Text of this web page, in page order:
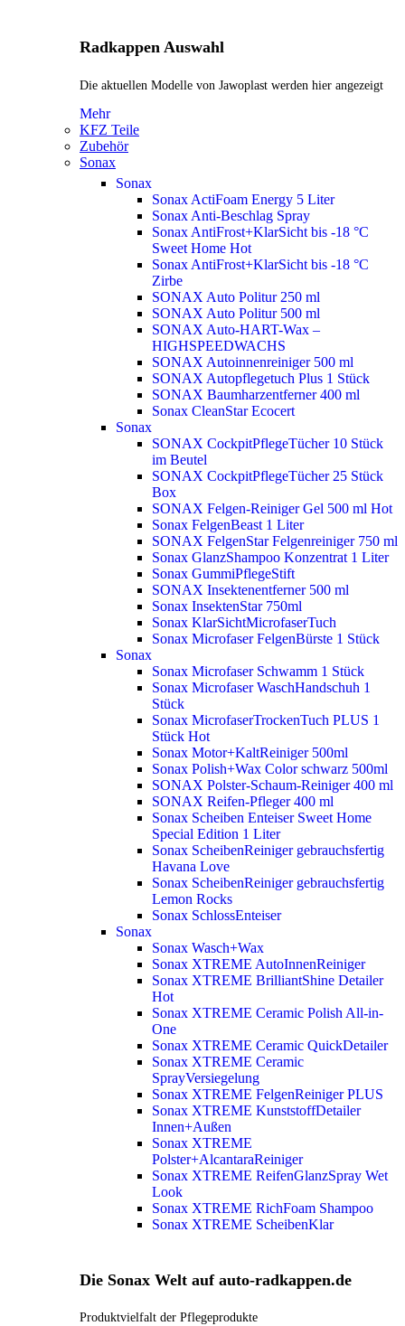
Radkappen Auswahl
Die aktuellen Modelle von Jawoplast werden hier angezeigt
Mehr
KFZ Teile
Zubehör
Sonax
Sonax
Sonax ActiFoam Energy 5 Liter
Sonax Anti-Beschlag Spray
Sonax AntiFrost+KlarSicht bis -18 °C
Sweet Home Hot
Sonax AntiFrost+KlarSicht bis -18 °C
Zirbe
SONAX Auto Politur 250 ml
SONAX Auto Politur 500 ml
SONAX Auto-HART-Wax –
HIGHSPEEDWACHS
SONAX Autoinnenreiniger 500 ml
SONAX Autopflegetuch Plus 1 Stück
SONAX Baumharzentferner 400 ml
Sonax CleanStar Ecocert
Sonax
SONAX CockpitPflegeTücher 10 Stück
im Beutel
SONAX CockpitPflegeTücher 25 Stück
Box
SONAX Felgen-Reiniger Gel 500 ml Hot
Sonax FelgenBeast 1 Liter
SONAX FelgenStar Felgenreiniger 750 ml
Sonax GlanzShampoo Konzentrat 1 Liter
Sonax GummiPflegeStift
SONAX Insektenentferner 500 ml
Sonax InsektenStar 750ml
Sonax KlarSichtMicrofaserTuch
Sonax Microfaser FelgenBürste 1 Stück
Sonax
Sonax Microfaser Schwamm 1 Stück
Sonax Microfaser WaschHandschuh 1
Stück
Sonax MicrofaserTrockenTuch PLUS 1
Stück Hot
Sonax Motor+KaltReiniger 500ml
Sonax Polish+Wax Color schwarz 500ml
SONAX Polster-Schaum-Reiniger 400 ml
SONAX Reifen-Pfleger 400 ml
Sonax Scheiben Enteiser Sweet Home
Special Edition 1 Liter
Sonax ScheibenReiniger gebrauchsfertig
Havana Love
Sonax ScheibenReiniger gebrauchsfertig
Lemon Rocks
Sonax SchlossEnteiser
Sonax
Sonax Wasch+Wax
Sonax XTREME AutoInnenReiniger
Sonax XTREME BrilliantShine Detailer
Hot
Sonax XTREME Ceramic Polish All-in-
One
Sonax XTREME Ceramic QuickDetailer
Sonax XTREME Ceramic
SprayVersiegelung
Sonax XTREME FelgenReiniger PLUS
Sonax XTREME KunststoffDetailer
Innen+Außen
Sonax XTREME
Polster+AlcantaraReiniger
Sonax XTREME ReifenGlanzSpray Wet
Look
Sonax XTREME RichFoam Shampoo
Sonax XTREME ScheibenKlar
Die Sonax Welt auf auto-radkappen.de
Produktvielfalt der Pflegeprodukte